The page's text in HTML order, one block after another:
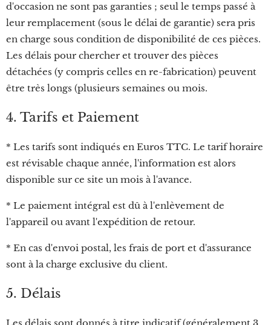
d'occasion ne sont pas garanties ; seul le temps passé à
leur remplacement (sous le délai de garantie) sera pris
en charge sous condition de disponibilité de ces pièces.
Les délais pour chercher et trouver des pièces
détachées (y compris celles en re-fabrication) peuvent
être très longs (plusieurs semaines ou mois.
4. Tarifs et Paiement
* Les tarifs sont indiqués en Euros TTC. Le tarif horaire
est révisable chaque année, l'information est alors
disponible sur ce site un mois à l'avance.
* Le paiement intégral est dû à l'enlèvement de
l'appareil ou avant l'expédition de retour.
* En cas d'envoi postal, les frais de port et d'assurance
sont à la charge exclusive du client.
5. Délais